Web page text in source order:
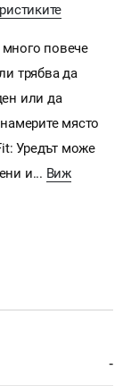
повече
трябва да
или да
място
Уредът може
и... Виж
-